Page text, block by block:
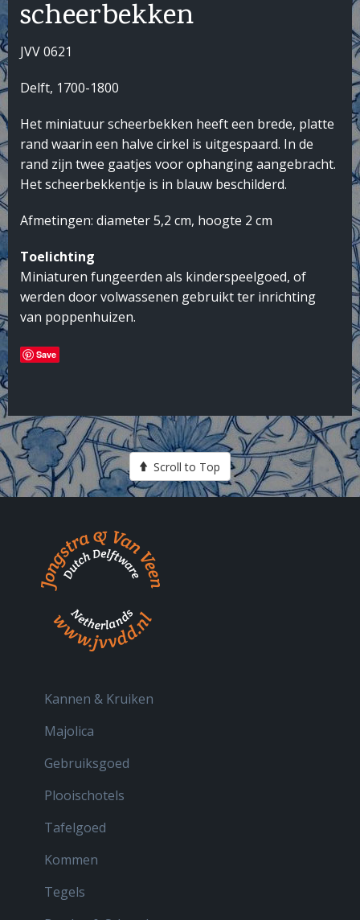
scheerbekken
JVV 0621
Delft, 1700-1800
Het miniatuur scheerbekken heeft een brede, platte
rand waarin een halve cirkel is uitgespaard. In de
rand zijn twee gaatjes voor ophanging aangebracht.
Het scheerbekkentje is in blauw beschilderd.
Afmetingen: diameter 5,2 cm, hoogte 2 cm
Toelichting
Miniaturen fungeerden als kinderspeelgoed, of
werden door volwassenen gebruikt ter inrichting
van poppenhuizen.
Save
Scroll to Top
Kannen & Kruiken
Majolica
Gebruiksgoed
Plooischotels
Tafelgoed
Kommen
Tegels